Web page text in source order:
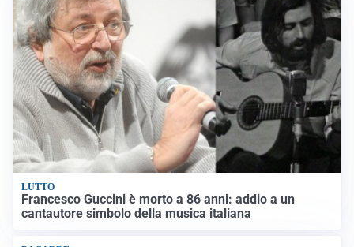
LUTTO
Francesco Guccini è morto a 86 anni: addio a un
cantautore simbolo della musica italiana